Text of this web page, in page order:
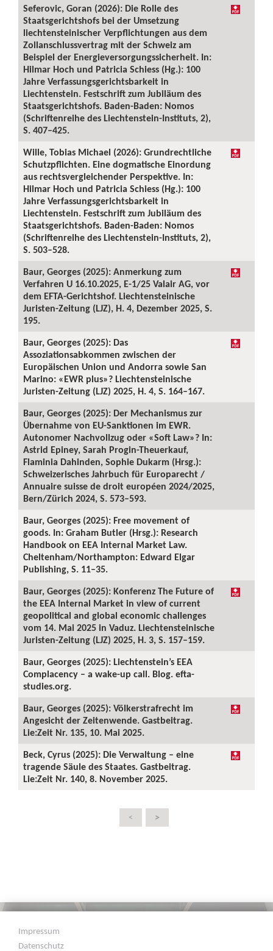
Seferovic, Goran (2026): Die Rolle des
Staatsgerichtshofs bei der Umsetzung
liechtensteinischer Verpflichtungen aus dem
Zollanschlussvertrag mit der Schweiz am
Beispiel der Energieversorgungssicherheit. In:
Hilmar Hoch und Patricia Schiess (Hg.): 100
Jahre Verfassungsgerichtsbarkeit in
Liechtenstein. Festschrift zum Jubiläum des
Staatsgerichtshofs. Baden-Baden: Nomos
(Schriftenreihe des Liechtenstein-Instituts, 2),
S. 407–425.
Wille, Tobias Michael (2026): Grundrechtliche
Schutzpflichten. Eine dogmatische Einordung
aus rechtsvergleichender Perspektive. In:
Hilmar Hoch und Patricia Schiess (Hg.): 100
Jahre Verfassungsgerichtsbarkeit in
Liechtenstein. Festschrift zum Jubiläum des
Staatsgerichtshofs. Baden-Baden: Nomos
(Schriftenreihe des Liechtenstein-Instituts, 2),
S. 503–528.
Baur, Georges (2025): Anmerkung zum
Verfahren U 16.10.2025, E-1/25 Valair AG, vor
dem EFTA-Gerichtshof. Liechtensteinische
Juristen-Zeitung (LJZ), H. 4, Dezember 2025, S.
195.
Baur, Georges (2025): Das
Assoziationsabkommen zwischen der
Europäischen Union und Andorra sowie San
Marino: «EWR plus»? Liechtensteinische
Juristen-Zeitung (LJZ) 2025, H. 4, S. 164–167.
Baur, Georges (2025): Der Mechanismus zur
Übernahme von EU-Sanktionen im EWR.
Autonomer Nachvollzug oder «Soft Law»? In:
Astrid Epiney, Sarah Progin-Theuerkauf,
Flaminia Dahinden, Sophie Dukarm (Hrsg.):
Schweizerisches Jahrbuch für Europarecht /
Annuaire suisse de droit européen 2024/2025,
Bern/Zürich 2024, S. 573–593.
Baur, Georges (2025): Free movement of
goods. In: Graham Butler (Hrsg.): Research
Handbook on EEA Internal Market Law.
Cheltenham/Northampton: Edward Elgar
Publishing, S. 11–35.
Baur, Georges (2025): Konferenz The Future of
the EEA Internal Market in view of current
geopolitical and global economic challenges
vom 14. Mai 2025 in Vaduz. Liechtensteinische
Juristen-Zeitung (LJZ) 2025, H. 3, S. 157–159.
Baur, Georges (2025): Liechtenstein’s EEA
Complacency – a wake-up call. Blog. efta-
studies.org.
Baur, Georges (2025): Völkerstrafrecht im
Angesicht der Zeitenwende. Gastbeitrag.
Lie:Zeit Nr. 135, 10. Mai 2025.
Beck, Cyrus (2025): Die Verwaltung – eine
tragende Säule des Staates. Gastbeitrag.
Lie:Zeit Nr. 140, 8. November 2025.
< >
Impressum
Datenschutz